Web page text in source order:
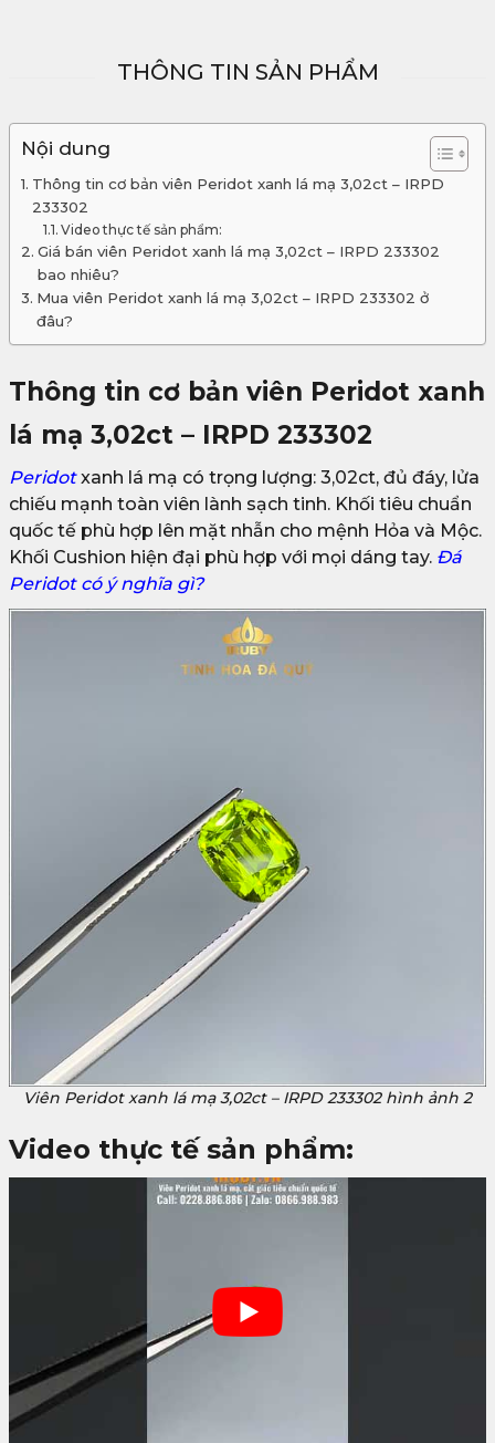
THÔNG TIN SẢN PHẨM
Nội dung
Thông tin cơ bản viên Peridot xanh lá mạ 3,02ct – IRPD
233302
Video thực tế sản phẩm:
Giá bán viên Peridot xanh lá mạ 3,02ct – IRPD 233302
bao nhiêu?
Mua viên Peridot xanh lá mạ 3,02ct – IRPD 233302 ở
đâu?
Thông tin cơ bản viên Peridot xanh
lá mạ 3,02ct – IRPD 233302
Peridot xanh lá mạ có trọng lượng: 3,02ct, đủ đáy, lửa
chiếu mạnh toàn viên lành sạch tinh. Khối tiêu chuẩn
quốc tế phù hợp lên mặt nhẫn cho mệnh Hỏa và Mộc.
Khối Cushion hiện đại phù hợp với mọi dáng tay. Đá
Peridot có ý nghĩa gì?
Viên Peridot xanh lá mạ 3,02ct – IRPD 233302 hình ảnh 2
Video thực tế sản phẩm: